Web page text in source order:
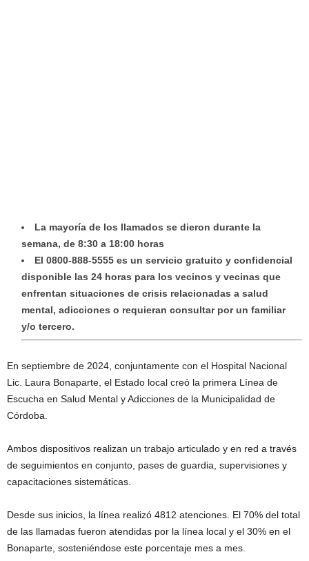
La mayoría de los llamados se dieron durante la
semana, de 8:30 a 18:00 horas
El 0800-888-5555 es un servicio gratuito y confidencial
disponible las 24 horas para los vecinos y vecinas que
enfrentan situaciones de crisis relacionadas a salud
mental, adicciones o requieran consultar por un familiar
y/o tercero.
En septiembre de 2024, conjuntamente con el Hospital Nacional
Lic. Laura Bonaparte, el Estado local creó la primera Línea de
Escucha en Salud Mental y Adicciones de la Municipalidad de
Córdoba.
Ambos dispositivos realizan un trabajo articulado y en red a través
de seguimientos en conjunto, pases de guardia, supervisiones y
capacitaciones sistemáticas.
Desde sus inicios, la línea realizó 4812 atenciones. El 70% del total
de las llamadas fueron atendidas por la línea local y el 30% en el
Bonaparte, sosteniéndose este porcentaje mes a mes.